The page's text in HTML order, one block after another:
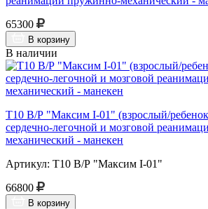
65300
В корзину
В наличии
Т10 В/Р "Максим I-01" (взрослый/
сердечно-легочной и мозговой
механический - манекен
Артикул: Т10 В/Р "Максим I-01"
66800
В корзину